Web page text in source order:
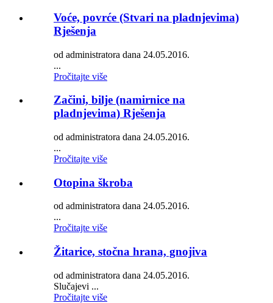
Voće, povrće (Stvari na pladnjevima)
Rješenja
od administratora dana 24.05.2016.
...
Pročitajte više
Začini, bilje (namirnice na
pladnjevima) Rješenja
od administratora dana 24.05.2016.
...
Pročitajte više
Otopina škroba
od administratora dana 24.05.2016.
...
Pročitajte više
Žitarice, stočna hrana, gnojiva
od administratora dana 24.05.2016.
Slučajevi ...
Pročitajte više